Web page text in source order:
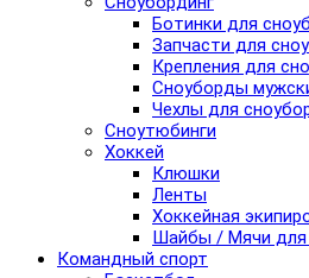
Ботинки для
Запчасти для
Крепления для
Сноуборды
Чехлы для
Сноутюбинги
Хоккей
Клюшки
Ленты
Хоккейная
Шайбы / Мячи для
Командный спорт